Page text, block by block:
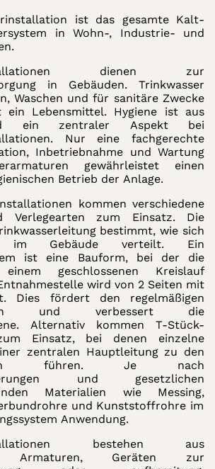
ist das gesamte Kalt-
in Wohn-, Industrie- und
dienen zur
in Gebäuden. Trinkwasser
Waschen und für sanitäre Zwecke
Lebensmittel. Hygiene ist aus
ein zentraler Aspekt bei
Nur eine fachgerechte
Inbetriebnahme und Wartung
gewährleistet einen
Betrieb der Anlage.
kommen verschiedene
Verlegearten zum Einsatz. Die
bestimmt, wie sich
im Gebäude verteilt. Ein
ist eine Bauform, bei der die
geschlossenen Kreislauf
wird von 2 Seiten mit
Dies fördert den regelmäßigen
und verbessert die
Alternativ kommen T-Stück-
Einsatz, bei denen einzelne
zentralen Hauptleitung zu den
führen. Je nach
und gesetzlichen
Materialien wie Messing,
und Kunststoffrohre im
Anwendung.
bestehen aus
Armaturen, Geräten zur